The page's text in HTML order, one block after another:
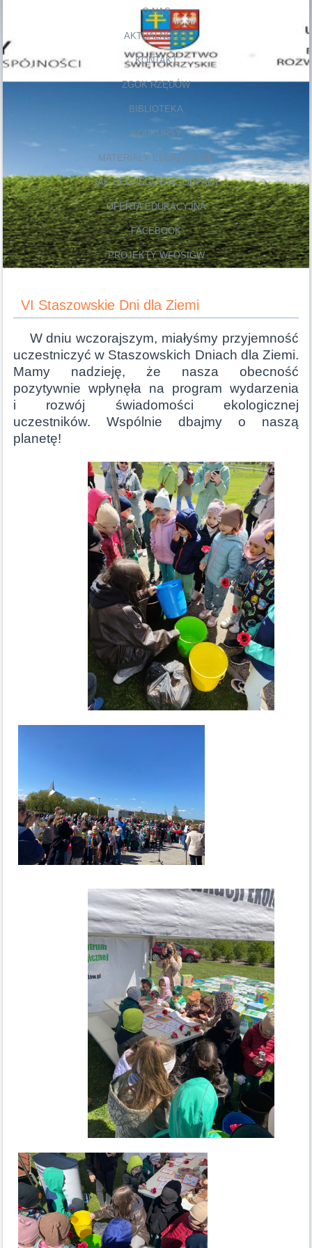
O NAS
AKTUALNOŚCI
KONTAKT
ZGOK RZĘDÓW
BIBLIOTEKA
KONKURSY
MATERIAŁY EDUKACYJNE
JAK SEGREGOWAĆ ODPADY
OFERTA EDUKACYJNA
FACEBOOK
PROJEKTY WFOŚIGW
VI Staszowskie Dni dla Ziemi
W dniu wczorajszym, miałyśmy przyjemność
uczestniczyć w Staszowskich Dniach dla Ziemi.
Mamy nadzieję, że nasza obecność
pozytywnie wpłynęła na program wydarzenia
i rozwój świadomości ekologicznej
uczestników. Wspólnie dbajmy o naszą
planetę!